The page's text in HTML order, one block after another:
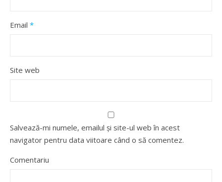
Email *
Site web
Salvează-mi numele, emailul și site-ul web în acest
navigator pentru data viitoare când o să comentez.
Comentariu